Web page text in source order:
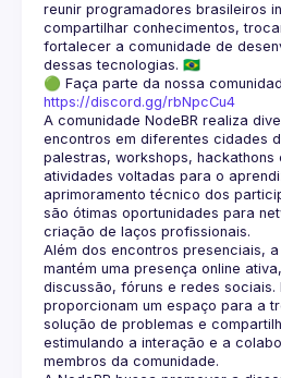
reunir programadores brasileiros
compartilhar conhecimentos,
fortalecer a comunidade de
🟢 Faça parte da nossa
https://discord.gg/rbNpcCu4
A comunidade NodeBR realiza
encontros em diferentes cidades
palestras, workshops, hackathons
atividades voltadas para o
aprimoramento técnico dos
são ótimas oportunidades para
Além dos encontros presenciais, a
mantém uma presença online
discussão, fóruns e redes sociais.
proporcionam um espaço para a
solução de problemas e
estimulando a interação e a